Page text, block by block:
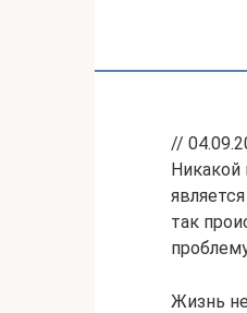
//
Никакой
так
Жизнь